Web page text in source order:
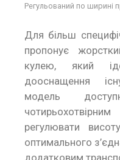
Регульований по ширині
Для більш
пропонує
кулею, який
дооснащення
модель
регулювати
оптимального
додатковим